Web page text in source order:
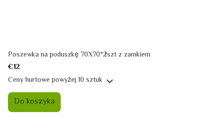
Poszewka na poduszkę 70X70*2szt z zamkiem
€12
Ceny hurtowepowyżej 10 sztuk
Do koszyka